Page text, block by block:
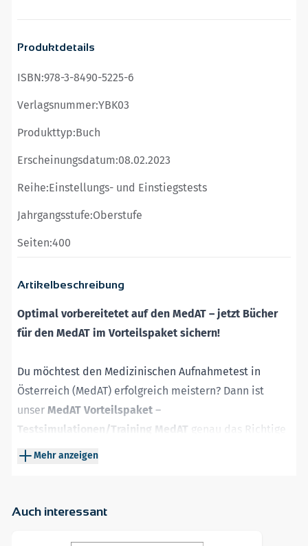
Artikelbeschreibung
Optimal vorbereitetet auf den MedAT – jetzt Bücher
für den MedAT im Vorteilspaket sichern!
Du möchtest den Medizinischen Aufnahmetest in
Österreich (MedAT) erfolgreich meistern? Dann ist
unser MedAT Vorteilspaket –
Testsimulationen/Training MedAT genau das Richtige
für dich! Unsere zwei Bücher für den MedAT bieten die
Mehr anzeigen
Produktdetails
ISBN:978-3-8490-5225-6
Verlagsnummer:YBK03
Produkttyp:Buch
Erscheinungsdatum:08.02.2023
Reihe:Einstellungs- und Einstiegstests
Jahrgangsstufe:Oberstufe
Seiten:400
Auch interessant
Press to skip carousel